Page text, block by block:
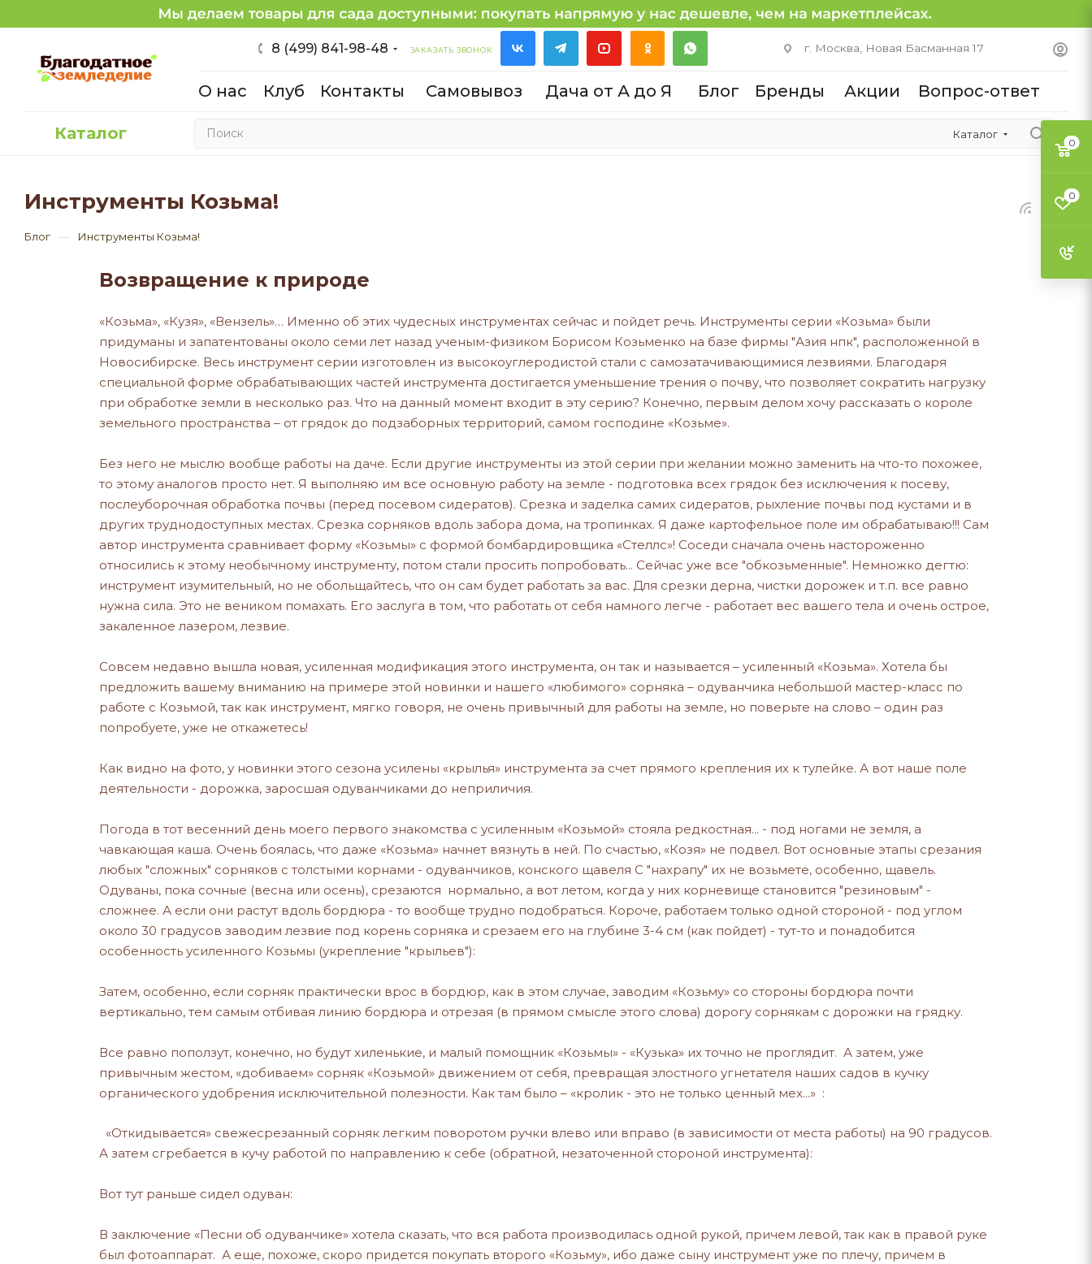
8 (499) 841-98-48 ЗАКАЗАТЬ ЗВОНОК г. Москва, Новая Басманная 17
О нас Клуб Контакты Самовывоз Дача от А до Я Блог Бренды Акции Вопрос-ответ
Каталог Каталог
Инструменты Козьма!
Блог — Инструменты Козьма!
Возвращение к природе
«Козьма», «Кузя», «Вензель»… Именно об этих чудесных инструментах сейчас и пойдет речь. Инструменты серии «Козьма» были
придуманы и запатентованы около семи лет назад ученым-физиком Борисом Козьменко на базе фирмы "Азия нпк", расположенной в
Новосибирске. Весь инструмент серии изготовлен из высокоуглеродистой стали с самозатачивающимися лезвиями. Благодаря
специальной форме обрабатывающих частей инструмента достигается уменьшение трения о почву, что позволяет сократить нагрузку
при обработке земли в несколько раз. Что на данный момент входит в эту серию? Конечно, первым делом хочу рассказать о короле
земельного пространства – от грядок до подзаборных территорий, самом господине «Козьме».
Без него не мыслю вообще работы на даче. Если другие инструменты из этой серии при желании можно заменить на что-то похожее,
то этому аналогов просто нет. Я выполняю им все основную работу на земле - подготовка всех грядок без исключения к посеву,
послеуборочная обработка почвы (перед посевом сидератов). Срезка и заделка самих сидератов, рыхление почвы под кустами и в
других труднодоступных местах. Срезка сорняков вдоль забора дома, на тропинках. Я даже картофельное поле им обрабатываю!!! Сам
автор инструмента сравнивает форму «Козьмы» с формой бомбардировщика «Стеллс»! Соседи сначала очень настороженно
относились к этому необычному инструменту, потом стали просить попробовать... Сейчас уже все "обкозьменные". Немножко дегтю:
инструмент изумительный, но не обольщайтесь, что он сам будет работать за вас. Для срезки дерна, чистки дорожек и т.п. все равно
нужна сила. Это не веником помахать. Его заслуга в том, что работать от себя намного легче - работает вес вашего тела и очень острое,
закаленное лазером, лезвие.
Совсем недавно вышла новая, усиленная модификация этого инструмента, он так и называется – усиленный «Козьма». Хотела бы
предложить вашему вниманию на примере этой новинки и нашего «любимого» сорняка – одуванчика небольшой мастер-класс по
работе с Козьмой, так как инструмент, мягко говоря, не очень привычный для работы на земле, но поверьте на слово – один раз
попробуете, уже не откажетесь!
Как видно на фото, у новинки этого сезона усилены «крылья» инструмента за счет прямого крепления их к тулейке. А вот наше поле
деятельности - дорожка, заросшая одуванчиками до неприличия.
Погода в тот весенний день моего первого знакомства с усиленным «Козьмой» стояла редкостная... - под ногами не земля, а
чавкающая каша. Очень боялась, что даже «Козьма» начнет вязнуть в ней. По счастью, «Козя» не подвел. Вот основные этапы срезания
любых "сложных" сорняков с толстыми корнами - одуванчиков, конского щавеля С "нахрапу" их не возьмете, особенно, щавель.
Одуваны, пока сочные (весна или осень), срезаются нормально, а вот летом, когда у них корневище становится "резиновым" -
сложнее. А если они растут вдоль бордюра - то вообще трудно подобраться. Короче, работаем только одной стороной - под углом
около 30 градусов заводим лезвие под корень сорняка и срезаем его на глубине 3-4 см (как пойдет) - тут-то и понадобится
особенность усиленного Козьмы (укрепление "крыльев"):
Затем, особенно, если сорняк практически врос в бордюр, как в этом случае, заводим «Козьму» со стороны бордюра почти
вертикально, тем самым отбивая линию бордюра и отрезая (в прямом смысле этого слова) дорогу сорнякам с дорожки на грядку.
Все равно поползут, конечно, но будут хиленькие, и малый помощник «Козьмы» - «Кузька» их точно не проглядит. А затем, уже
привычным жестом, «добиваем» сорняк «Козьмой» движением от себя, превращая злостного угнетателя наших садов в кучку
органического удобрения исключительной полезности. Как там было – «кролик - это не только ценный мех...» :
«Откидывается» свежесрезанный сорняк легким поворотом ручки влево или вправо (в зависимости от места работы) на 90 градусов.
А затем сгребается в кучу работой по направлению к себе (обратной, незаточенной стороной инструмента):
Вот тут раньше сидел одуван:
В заключение «Песни об одуванчике» хотела сказать, что вся работа производилась одной рукой, причем левой, так как в правой руке
был фотоаппарат. А еще, похоже, скоро придется покупать второго «Козьму», ибо даже сыну инструмент уже по плечу, причем в
0
0